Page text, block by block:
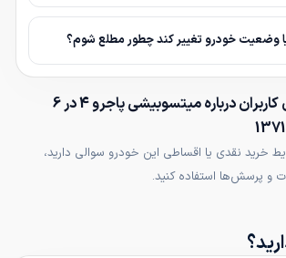
وضعیت خودرو تغییر کند چطور مطلع شوم؟
نظرات و پرسش‌های کاربران درباره میتسوبیشی پاجرو 4 در 6
خرید نقدی یا اقساطی این خودرو سوالی دارید،
و پرسش‌ها استفاده کنید.